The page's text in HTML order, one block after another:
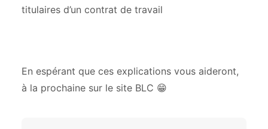
titulaires d’un contrat de travail
En espérant que ces explications vous aideront,
à la prochaine sur le site BLC 😁